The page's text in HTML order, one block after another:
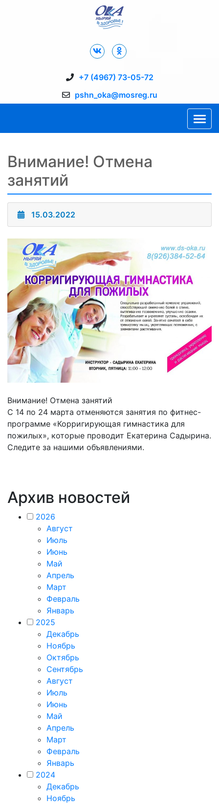
+7 (4967) 73-05-72
pshn_oka@mosreg.ru
Внимание! Отмена
занятий
15.03.2022
Внимание! Отмена занятий
С 14 по 24 марта отменяются занятия по фитнес-
программе «Корригирующая гимнастика для
пожилых», которые проводит Екатерина Садырина.
Следите за нашими объявлениями.
Архив новостей
2026
Август
Июль
Июнь
Май
Апрель
Март
Февраль
Январь
2025
Декабрь
Ноябрь
Октябрь
Сентябрь
Август
Июль
Июнь
Май
Апрель
Март
Февраль
Январь
2024
Декабрь
Ноябрь